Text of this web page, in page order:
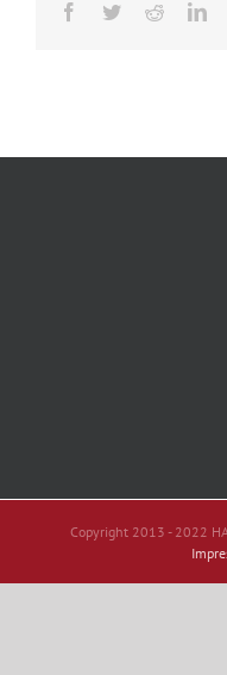
Facebook
TwitterReddit
Copyright 2013 - 2022